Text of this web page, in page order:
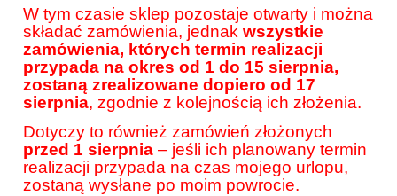
W tym czasie sklep pozostaje otwarty i można
składać zamówienia, jednak wszystkie
zamówienia, których termin realizacji
przypada na okres od 1 do 15 sierpnia,
zostaną zrealizowane dopiero od 17
sierpnia, zgodnie z kolejnością ich złożenia.
Dotyczy to również zamówień złożonych
przed 1 sierpnia – jeśli ich planowany termin
realizacji przypada na czas mojego urlopu,
zostaną wysłane po moim powrocie.